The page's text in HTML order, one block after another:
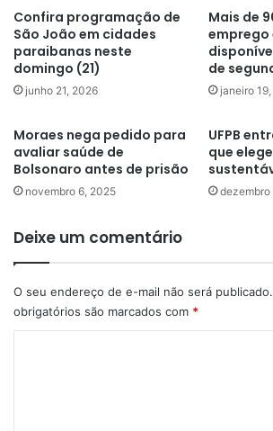
Confira programação de
São João em cidades
paraibanas neste
domingo (21)
junho 21, 2026
Mais de
emprego
de
janeiro
Moraes nega pedido para
avaliar saúde de
Bolsonaro antes de prisão
novembro 6, 2025
UFPB
que
Deixe um comentário
O seu endereço de e-mail não será publicado.
obrigatórios são marcados com *